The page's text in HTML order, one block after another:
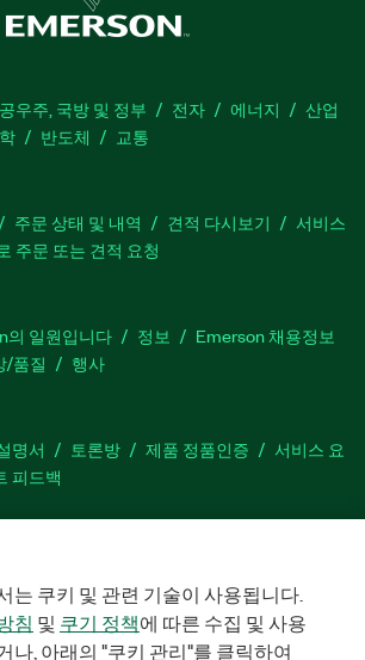
우주, 국방 및 정부 전자 에너지
산업
반도체 교통
주문 상태 및 내역 견적 다시보기
서비스
주문 또는 견적 요청
의 일원입니다 정보
Emerson 채용정보
/품질 행사
명서 토론방 제품 정품인증
서비스 요
피드백
CORP. 판권 소유. 한국내쇼날인스트루먼
는 쿠키 및 관련 기술이 사용됩니다.
침 및 쿠기 정책에 따른 수집 및 사용
나, 아래의 "쿠키 관리"를 클릭하여